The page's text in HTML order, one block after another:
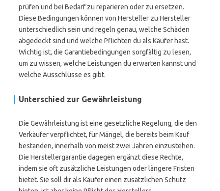
prüfen und bei Bedarf zu reparieren oder zu ersetzen.
Diese Bedingungen können von Hersteller zu Hersteller
unterschiedlich sein und regeln genau, welche Schäden
abgedeckt sind und welche Pflichten du als Käufer hast.
Wichtig ist, die Garantiebedingungen sorgfältig zu lesen,
um zu wissen, welche Leistungen du erwarten kannst und
welche Ausschlüsse es gibt.
Unterschied zur Gewährleistung
Die Gewährleistung ist eine gesetzliche Regelung, die den
Verkäufer verpflichtet, für Mängel, die bereits beim Kauf
bestanden, innerhalb von meist zwei Jahren einzustehen.
Die Herstellergarantie dagegen ergänzt diese Rechte,
indem sie oft zusätzliche Leistungen oder längere Fristen
bietet. Sie soll dir als Käufer einen zusätzlichen Schutz